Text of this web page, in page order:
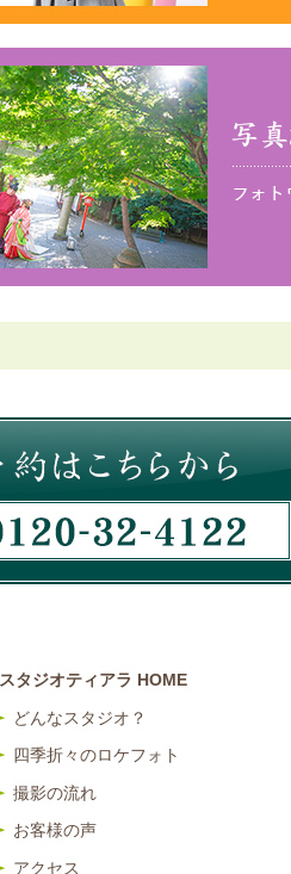
スタジオティアラ HOME
どんなスタジオ？
四季折々のロケフォト
撮影の流れ
お客様の声
アクセス